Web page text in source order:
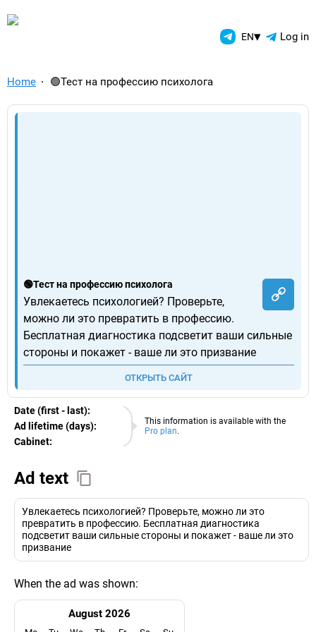
TelegramAds.com — EN▾ Log in
Home 🟢Тест на профессию психолога
🟢Тест на профессию психолога
Увлекаетесь психологией? Проверьте,
можно ли это превратить в профессию.
Бесплатная диагностика подсветит ваши сильные
стороны и покажет - ваше ли это призвание
ОТКРЫТЬ САЙТ
This information is available with the
Pro plan.
Date (first - last):
06.08.2026
Ad lifetime (days):
Cabinet:
EURO
Ad text
Увлекаетесь психологией? Проверьте, можно ли это
превратить в профессию. Бесплатная диагностика
подсветит ваши сильные стороны и покажет - ваше ли это
призвание
When the ad was shown:
August 2026